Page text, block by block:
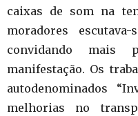
caixas de som na
moradores
convidando mais
manifestação. Os
autodenominados
melhorias no